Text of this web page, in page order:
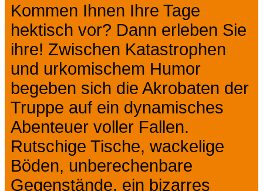
Kommen Ihnen Ihre Tage
hektisch vor? Dann erleben Sie
ihre! Zwischen Katastrophen
und urkomischem Humor
begeben sich die Akrobaten der
Truppe auf ein dynamisches
Abenteuer voller Fallen.
Rutschige Tische, wackelige
Böden, unberechenbare
Gegenstände, ein bizarres